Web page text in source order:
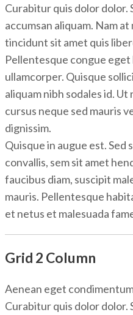
Curabitur quis dolor dolor.
accumsan aliquam. Nam
tincidunt sit amet quis
Pellentesque congue
ullamcorper. Quisque
aliquam nibh sodales id.
cursus neque sed mauris
dignissim.
Quisque in augue est.
convallis, sem sit amet
faucibus diam, suscipit
mauris. Pellentesque
et netus et malesuada
Grid 2 Column
Aenean eget
Curabitur quis dolor dolor.